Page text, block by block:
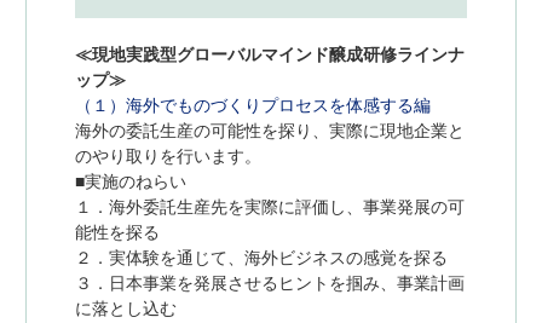
≪現地実践型グローバルマインド醸成研修ラインナ
ップ≫
（１）海外でものづくりプロセスを体感する編
海外の委託生産の可能性を探り、実際に現地企業と
のやり取りを行います。
■実施のねらい
１．海外委託生産先を実際に評価し、事業発展の可
能性を探る
２．実体験を通じて、海外ビジネスの感覚を探る
３．日本事業を発展させるヒントを掴み、事業計画
に落とし込む